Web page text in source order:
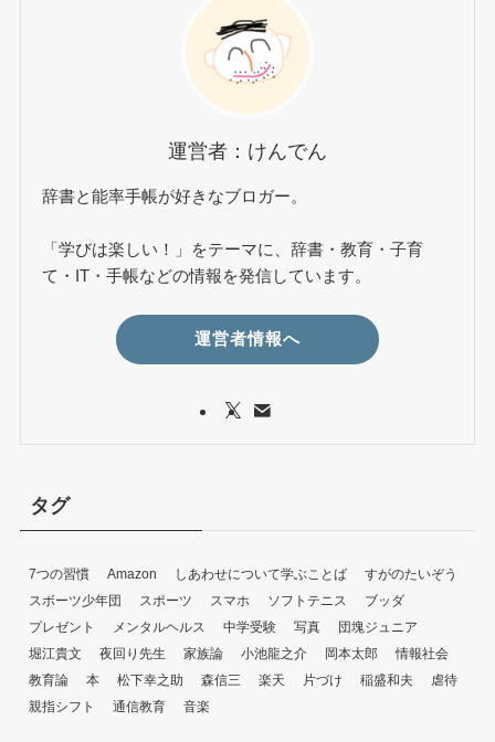
運営者：けんでん
辞書と能率手帳が好きなブロガー。
「学びは楽しい！」をテーマに、辞書・教育・子育
て・IT・手帳などの情報を発信しています。
運営者情報へ
タグ
7つの習慣 Amazon しあわせについて学ぶことば
すがのたいぞう
スボーツ少年団
スポーツ スマホ ソフトテニス
ブッダ
プレゼント
メンタルヘルス 中学受験 写真
団塊ジュニア
堀江貴文
夜回り先生 家族論 小池龍之介 岡本太郎
情報社会
教育論
本 松下幸之助 森信三 楽天 片づけ 稲盛和夫
虐待
親指シフト
通信教育 音楽